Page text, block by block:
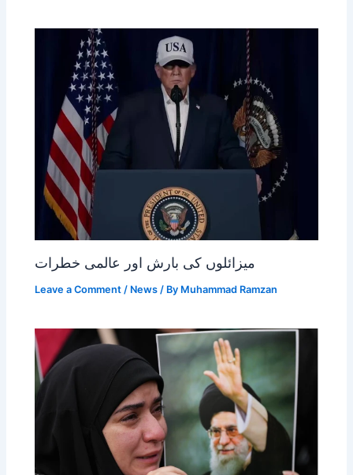
میزائلوں کی بارش اور عالمی خطرات
Leave a Comment / News / By Muhammad Ramzan